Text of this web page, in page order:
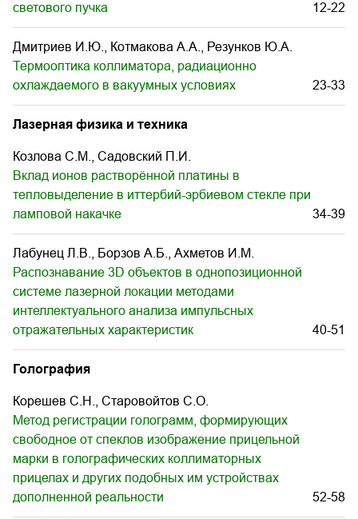
светового пучка
12-22
Дмитриев И.Ю., Котмакова А.А., Резунков Ю.А.
Термооптика коллиматора, радиационно
охлаждаемого в вакуумных условиях
23-33
Лазерная физика и техника
Козлова С.М., Садовский П.И.
Вклад ионов растворённой платины в
тепловыделение в иттербий-эрбиевом стекле при
ламповой накачке
34-39
Лабунец Л.В., Борзов А.Б., Ахметов И.М.
Распознавание 3D объектов в однопозиционной
системе лазерной локации методами
интеллектуального анализа импульсных
отражательных характеристик
40-51
Голография
Корешев С.Н., Старовойтов С.О.
Метод регистрации голограмм, формирующих
свободное от спеклов изображение прицельной
марки в голографических коллиматорных
прицелах и других подобных им устройствах
дополненной реальности
52-58